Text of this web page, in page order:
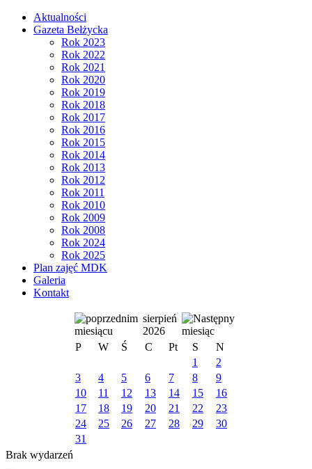
Aktualności
Gazeta Bełżycka
Rok 2023
Rok 2022
Rok 2021
Rok 2020
Rok 2019
Rok 2018
Rok 2017
Rok 2016
Rok 2015
Rok 2014
Rok 2013
Rok 2012
Rok 2011
Rok 2010
Rok 2009
Rok 2008
Rok 2024
Rok 2025
Plan zajęć MDK
Galeria
Kontakt
sierpień
2026
P
W Ś C Pt S
N
1
2
3
4 5 6 7 8
9
10
11 12 13 14 15
16
17
18 19 20 21 22
23
24
25 26 27 28 29
30
31
Brak wydarzeń